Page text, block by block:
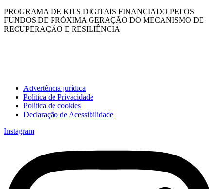
PROGRAMA DE KITS DIGITAIS FINANCIADO PELOS
FUNDOS DE PRÓXIMA GERAÇÃO DO MECANISMO DE
RECUPERAÇÃO E RESILIÊNCIA
Advertência jurídica
Política de Privacidade
Política de cookies
Declaração de Acessibilidade
Instagram